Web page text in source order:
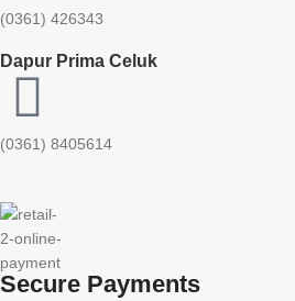
(0361) 426343
Dapur Prima Celuk
(0361) 8405614
Secure Payments